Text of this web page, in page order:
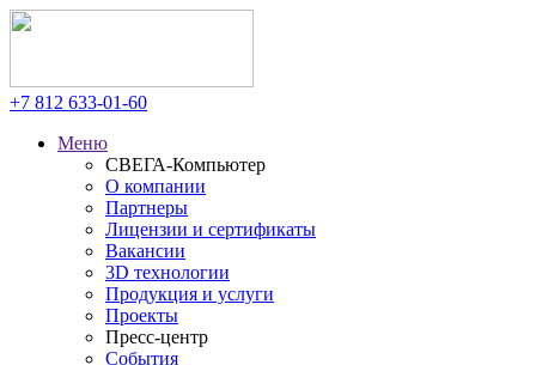
+7 812 633-01-60
Меню
СВЕГА-Компьютер
О компании
Партнеры
Лицензии и сертификаты
Вакансии
3D технологии
Продукция и услуги
Проекты
Пресс-центр
События